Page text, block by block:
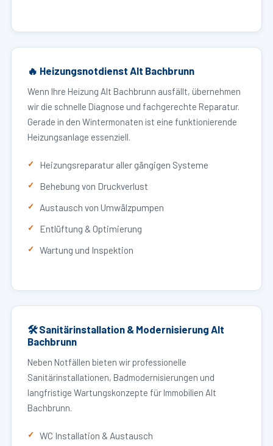
🔥 Heizungsnotdienst Alt Bachbrunn
Wenn Ihre Heizung Alt Bachbrunn ausfällt, übernehmen
wir die schnelle Diagnose und fachgerechte Reparatur.
Gerade in den Wintermonaten ist eine funktionierende
Heizungsanlage essenziell.
Heizungsreparatur aller gängigen Systeme
Behebung von Druckverlust
Austausch von Umwälzpumpen
Entlüftung & Optimierung
Wartung und Inspektion
🛠 Sanitärinstallation & Modernisierung Alt
Bachbrunn
Neben Notfällen bieten wir professionelle
Sanitärinstallationen, Badmodernisierungen und
langfristige Wartungskonzepte für Immobilien Alt
Bachbrunn.
WC Installation & Austausch